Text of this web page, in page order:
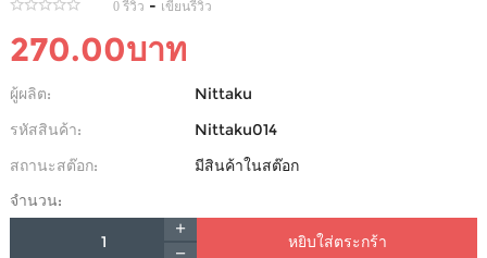
0 รีวิว - เขียนรีวิว
270.00บาท
ผู้ผลิต:
Nittaku
รหัสสินค้า:
Nittaku014
สถานะสต๊อก:
มีสินค้าในสต๊อก
จำนวน:
หยิบใส่ตระกร้า